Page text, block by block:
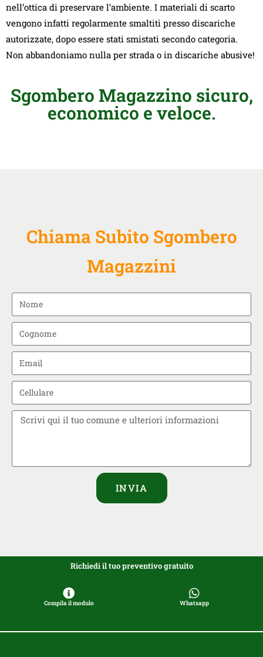
nell’ottica di preservare l’ambiente. I materiali di scarto
vengono infatti regolarmente smaltiti presso discariche
autorizzate, dopo essere stati smistati secondo categoria.
Non abbandoniamo nulla per strada o in discariche abusive!
Sgombero Magazzino sicuro,
economico e veloce.
Chiama Subito Sgombero
Magazzini
INVIA
Richiedi il tuo preventivo gratuito
Compila il modulo Whatsapp